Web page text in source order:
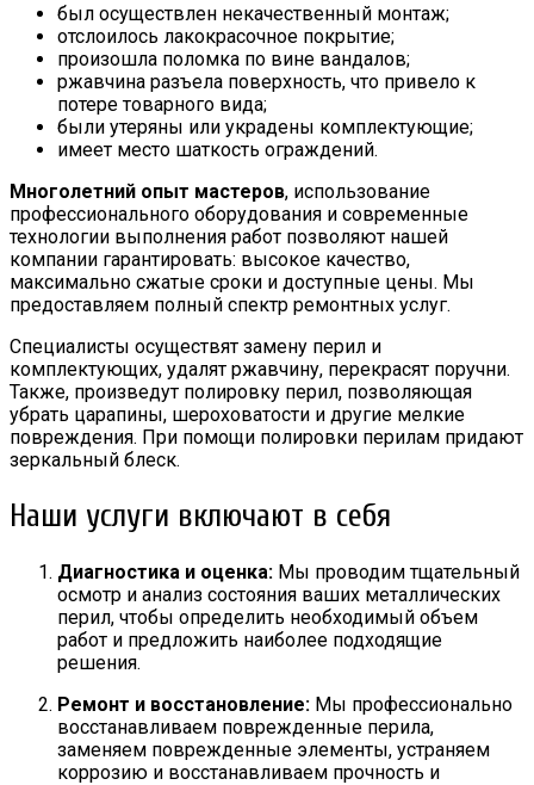
был осуществлен некачественный монтаж;
отслоилось лакокрасочное покрытие;
произошла поломка по вине вандалов;
ржавчина разъела поверхность, что привело к
потере товарного вида;
были утеряны или украдены комплектующие;
имеет место шаткость ограждений.
Многолетний опыт мастеров, использование
профессионального оборудования и современные
технологии выполнения работ позволяют нашей
компании гарантировать: высокое качество,
максимально сжатые сроки и доступные цены. Мы
предоставляем полный спектр ремонтных услуг.
Специалисты осуществят замену перил и
комплектующих, удалят ржавчину, перекрасят поручни.
Также, произведут полировку перил, позволяющая
убрать царапины, шероховатости и другие мелкие
повреждения. При помощи полировки перилам придают
зеркальный блеск.
Наши услуги включают в себя
Диагностика и оценка: Мы проводим тщательный
осмотр и анализ состояния ваших металлических
перил, чтобы определить необходимый объем
работ и предложить наиболее подходящие
решения.
Ремонт и восстановление: Мы профессионально
восстанавливаем поврежденные перила,
заменяем поврежденные элементы, устраняем
коррозию и восстанавливаем прочность и